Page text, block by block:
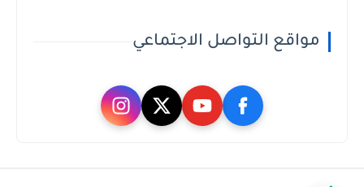
مواقع التواصل الاجتماعي